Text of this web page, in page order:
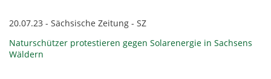
20.07.23 - Sächsische Zeitung - SZ
Naturschützer protestieren gegen Solarenergie in Sachsens
Wäldern